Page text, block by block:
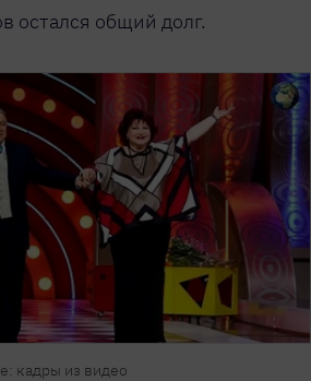
остался общий долг.
кадры из видео